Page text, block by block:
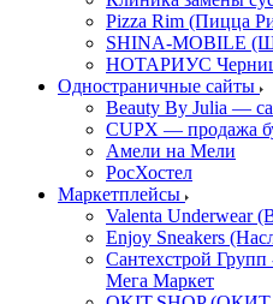
Pizza Rim (Пицца
SHINA-MOBILE
НОТАРИУС
Одностраничные сайты
Beauty By Julia —
CUPX — продажа
Амели на Мели
РосХостел
Маркетплейсы
Valenta Underwear
Enjoy Sneakers
Сантехcтрой
Мега Маркет